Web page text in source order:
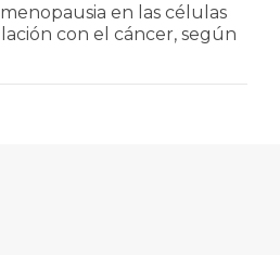
en las células
con el cáncer, según